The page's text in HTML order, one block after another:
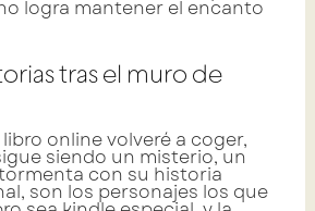
logra mantener el encanto
tras el muro de
online​ volveré a coger,
siendo un misterio, un
con su historia
son los personajes los que